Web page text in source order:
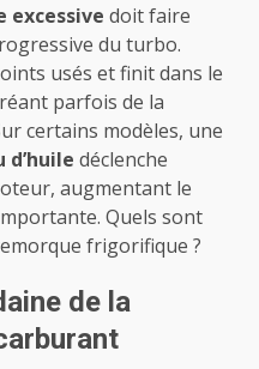
excessive doit faire
du turbo.
usés et finit dans le
parfois de la
certains modèles, une
déclenche
augmentant le
Quels sont
frigorifique ?
de la